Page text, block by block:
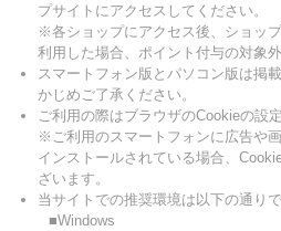
プサイトにアクセスしてください。
※各ショップにアクセス後、ショッ
利用した場合、ポイント付与の対象
スマートフォン版とパソコン版は掲
かじめご了承ください。
ご利用の際はブラウザのCookieの設
※ご利用のスマートフォンに広告や
インストールされている場合、
ざいます。
当サイトでの推奨環境は以下の通りで
■Windows